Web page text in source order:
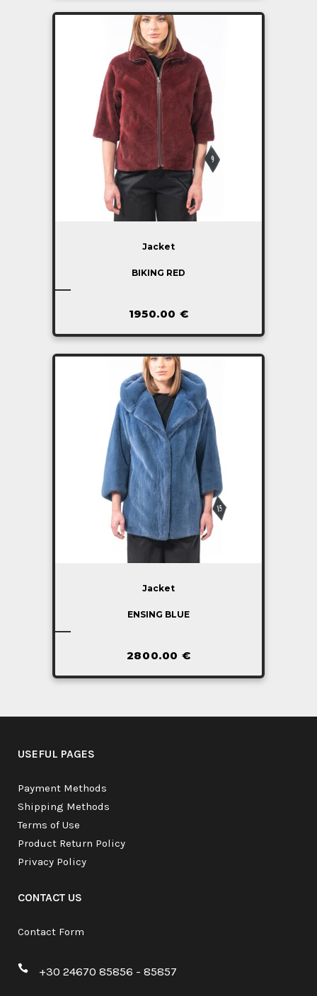
Jacket
BIKING RED
1950.00 €
Jacket
ENSING BLUE
2800.00 €
USEFUL PAGES
Payment Methods
Shipping Methods
Terms of Use
Product Return Policy
Privacy Policy
CONTACT US
Contact Form
+30 24670 85856 - 85857